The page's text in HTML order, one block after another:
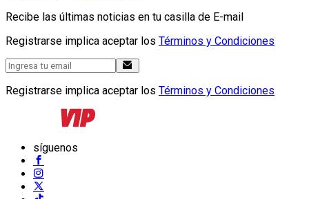
Recibe las últimas noticias en tu casilla de E-mail
Registrarse implica aceptar los Términos y Condiciones
Registrarse implica aceptar los Términos y Condiciones
síguenos